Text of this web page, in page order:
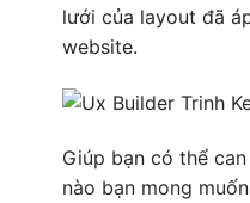
lưới của layout đã
website.
Giúp bạn có thể
nào bạn mong